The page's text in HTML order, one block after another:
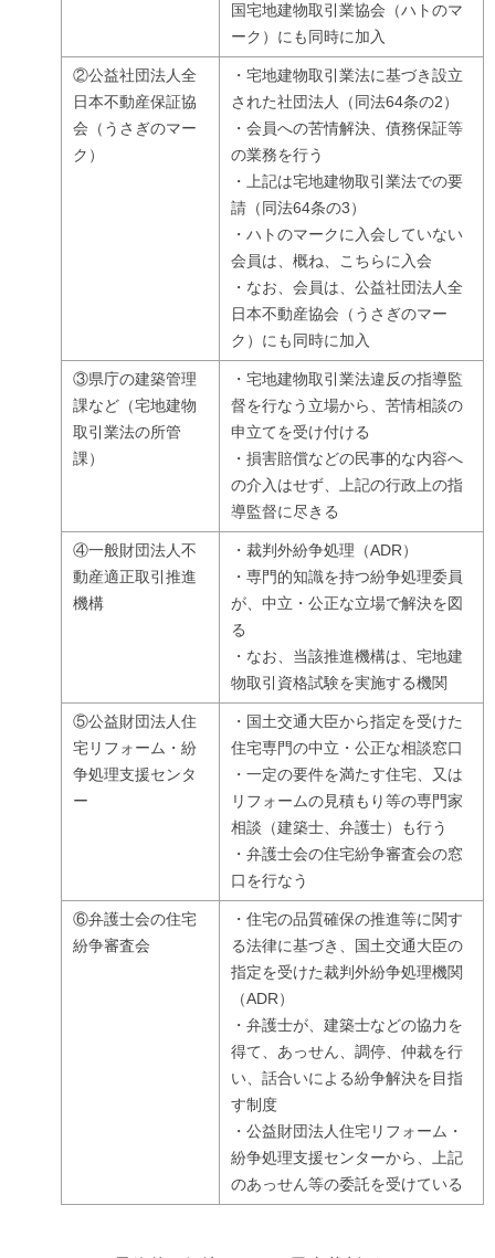
国宅地建物取引業協会（ハトのマ
ーク）にも同時に加入
②公益社団法人全
日本不動産保証協
会（うさぎのマー
ク）
・宅地建物取引業法に基づき設立
された社団法人（同法64条の2）
・会員への苦情解決、債務保証等
の業務を行う
・上記は宅地建物取引業法での要
請（同法64条の3）
・ハトのマークに入会していない
会員は、概ね、こちらに入会
・なお、会員は、公益社団法人全
日本不動産協会（うさぎのマー
ク）にも同時に加入
③県庁の建築管理
課など（宅地建物
取引業法の所管
課）
・宅地建物取引業法違反の指導監
督を行なう立場から、苦情相談の
申立てを受け付ける
・損害賠償などの民事的な内容へ
の介入はせず、上記の行政上の指
導監督に尽きる
④一般財団法人不
動産適正取引推進
機構
・裁判外紛争処理（ADR）
・専門的知識を持つ紛争処理委員
が、中立・公正な立場で解決を図
る
・なお、当該推進機構は、宅地建
物取引資格試験を実施する機関
⑤公益財団法人住
宅リフォーム・紛
争処理支援センタ
ー
・国土交通大臣から指定を受けた
住宅専門の中立・公正な相談窓口
・一定の要件を満たす住宅、又は
リフォームの見積もり等の専門家
相談（建築士、弁護士）も行う
・弁護士会の住宅紛争審査会の窓
口を行なう
⑥弁護士会の住宅
紛争審査会
・住宅の品質確保の推進等に関す
る法律に基づき、国土交通大臣の
指定を受けた裁判外紛争処理機関
（ADR）
・弁護士が、建築士などの協力を
得て、あっせん、調停、仲裁を行
い、話合いによる紛争解決を目指
す制度
・公益財団法人住宅リフォーム・
紛争処理支援センターから、上記
のあっせん等の委託を受けている